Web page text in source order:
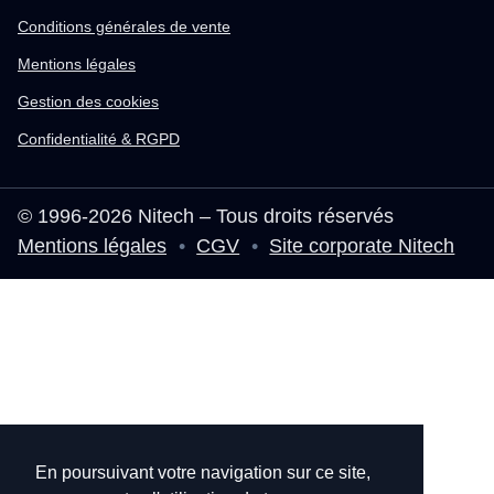
En poursuivant votre navigation sur ce site,
Conditions générales de vente
Mentions légales
Gestion des cookies
Confidentialité & RGPD
© 1996-2026 Nitech – Tous droits réservés
Mentions légales • CGV • Site corporate Nitech